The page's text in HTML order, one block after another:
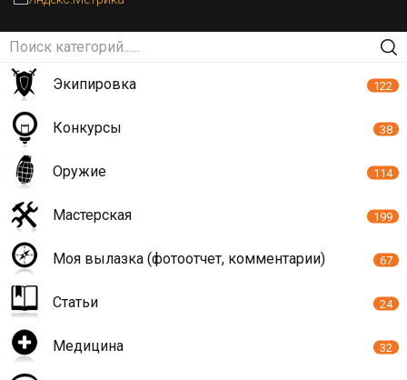
Экипировка 122
Конкурсы 38
Оружие 114
Мастерская 199
Моя вылазка (фотоотчет, комментарии) 67
Статьи 24
Медицина 32